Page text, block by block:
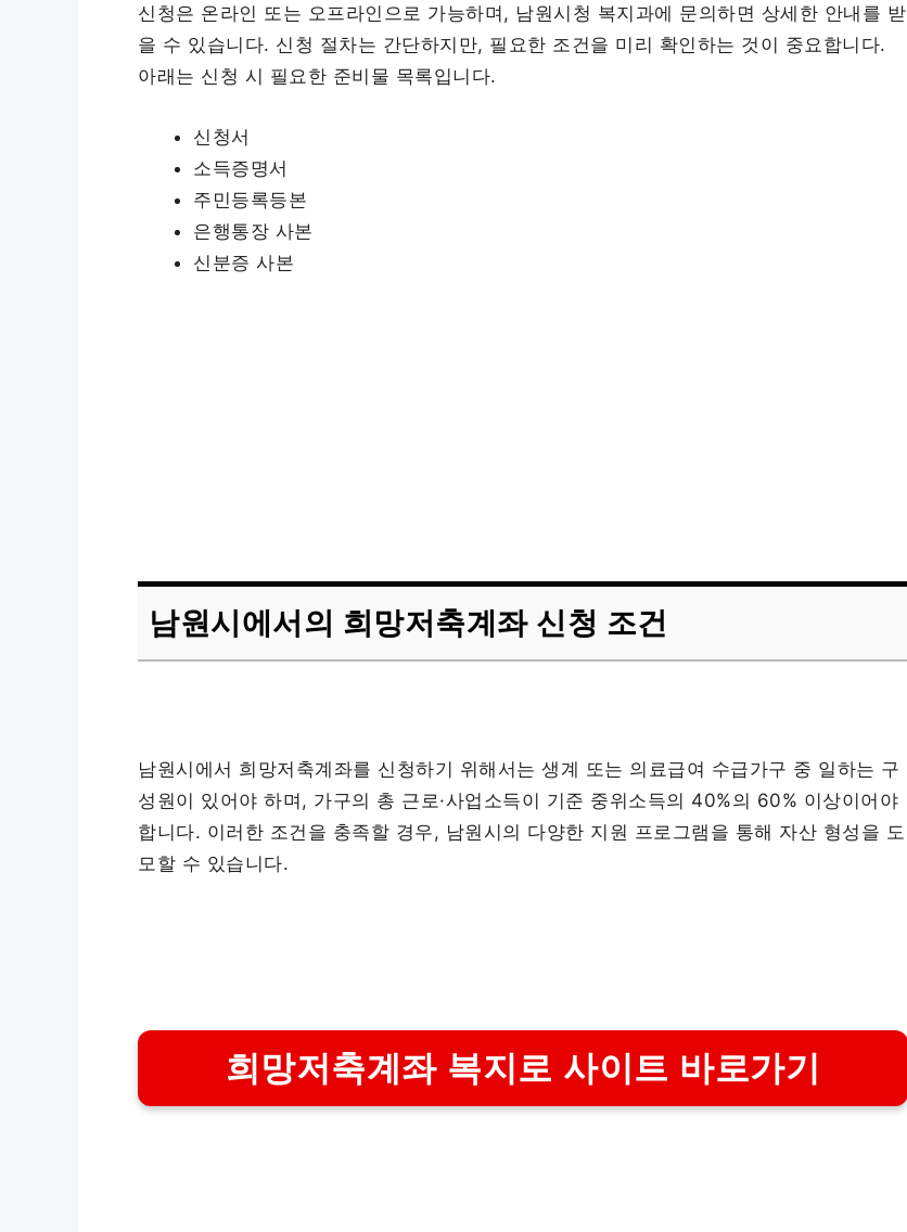
신청은 온라인 또는 오프라인으로 가능하며, 남원시청 복지과에 문의하면 상세한 안내를 받
을 수 있습니다. 신청 절차는 간단하지만, 필요한 조건을 미리 확인하는 것이 중요합니다.
아래는 신청 시 필요한 준비물 목록입니다.
신청서
소득증명서
주민등록등본
은행통장 사본
신분증 사본
남원시에서의 희망저축계좌 신청 조건
남원시에서 희망저축계좌를 신청하기 위해서는 생계 또는 의료급여 수급가구 중 일하는 구
성원이 있어야 하며, 가구의 총 근로·사업소득이 기준 중위소득의 40%의 60% 이상이어야
합니다. 이러한 조건을 충족할 경우, 남원시의 다양한 지원 프로그램을 통해 자산 형성을 도
모할 수 있습니다.
희망저축계좌 복지로 사이트 바로가기